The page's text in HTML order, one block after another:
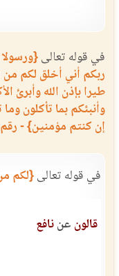
في قوله تعالى
ربكم أني أخلق لكم من
طيرا بإذن الله وأبرئ
وأنبئكم بما تأكلون
إن كنتم مؤمنين} - رقم
في قوله تعالى{لكم
قالون عننافع